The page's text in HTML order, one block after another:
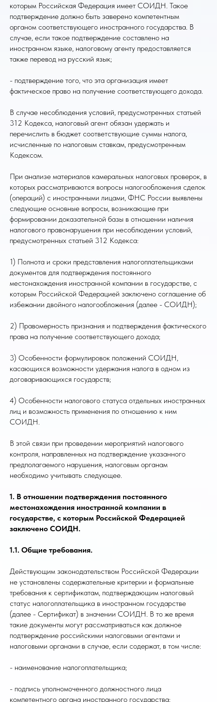
которым Российская Федерация имеет СОИДН. Такое
подтверждение должно быть заверено компетентным
органом соответствующего иностранного государства. В
случае, если такое подтверждение составлено на
иностранном языке, налоговому агенту предоставляется
также перевод на русский язык;
- подтверждение того, что эта организация имеет
фактическое право на получение соответствующего дохода.
В случае несоблюдения условий, предусмотренных статьей
312 Кодекса, налоговый агент обязан удержать и
перечислить в бюджет соответствующие суммы налога,
исчисленные по налоговым ставкам, предусмотренным
Кодексом.
При анализе материалов камеральных налоговых проверок, в
которых рассматриваются вопросы налогообложения сделок
(операций) с иностранными лицами, ФНС России выявлены
следующие основные вопросы, возникающие при
формировании доказательной базы в отношении наличия
налогового правонарушения при несоблюдении условий,
предусмотренных статьей 312 Кодекса:
1) Полнота и сроки представления налогоплательщиками
документов для подтверждения постоянного
местонахождения иностранной компании в государстве, с
которым Российской Федерацией заключено соглашение об
избежании двойного налогообложения (далее - СОИДН);
2) Правомерность признания и подтверждения фактического
права на получение соответствующего дохода;
3) Особенности формулировок положений СОИДН,
касающихся возможности удержания налога в одном из
договаривающихся государств;
4) Особенности налогового статуса отдельных иностранных
лиц и возможность применения по отношению к ним
СОИДН.
В этой связи при проведении мероприятий налогового
контроля, направленных на подтверждение указанного
предполагаемого нарушения, налоговым органам
необходимо учитывать следующее.
1. В отношении подтверждения постоянного
местонахождения иностранной компании в
государстве, с которым Российской Федерацией
заключено СОИДН.
1.1. Общие требования.
Действующим законодательством Российской Федерации
не установлены содержательные критерии и формальные
требования к сертификатам, подтверждающим налоговый
статус налогоплательщика в иностранном государстве
(далее - Сертификат) в значении СОИДН. В то же время
такие документы могут рассматриваться как должное
подтверждение российскими налоговыми агентами и
налоговыми органами в случае, если содержат, в том числе:
- наименование налогоплательщика;
- подпись уполномоченного должностного лица
компетентного органа иностранного государства;